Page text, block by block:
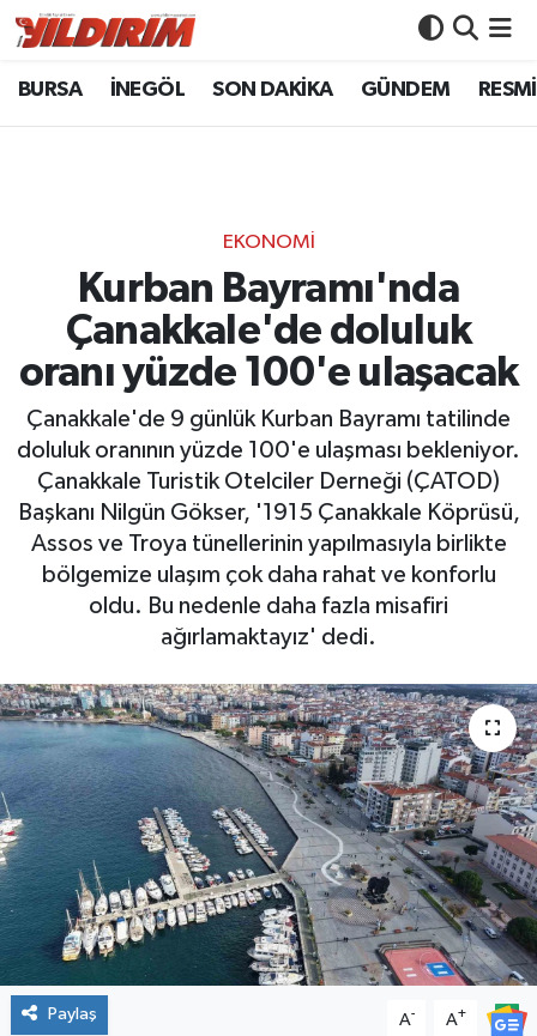
BURSA İNEGÖL SON DAKİKA GÜNDEM
EKONOMİ
Kurban Bayramı'nda
Çanakkale'de doluluk
oranı yüzde 100'e ulaşacak
Çanakkale'de 9 günlük Kurban Bayramı tatilinde
doluluk oranının yüzde 100'e ulaşması bekleniyor.
Çanakkale Turistik Otelciler Derneği (ÇATOD)
Başkanı Nilgün Gökser, '1915 Çanakkale Köprüsü,
Assos ve Troya tünellerinin yapılmasıyla birlikte
bölgemize ulaşım çok daha rahat ve konforlu
oldu. Bu nedenle daha fazla misafiri
ağırlamaktayız' dedi.
Paylaş A- A+
BURSA
GÜNDEM
RESMİ İLANLAR
KÖŞE YAZILARI
SİYASET
YAŞAM
SPOR
Bursa Nöbetçi Eczaneler
Bursa Trafik Yoğunluk Haritası
Süper Lig Puan Durumu ve Fikstür
Tüm Manşetler
Son Dakika Haberleri
Haber Arşivi